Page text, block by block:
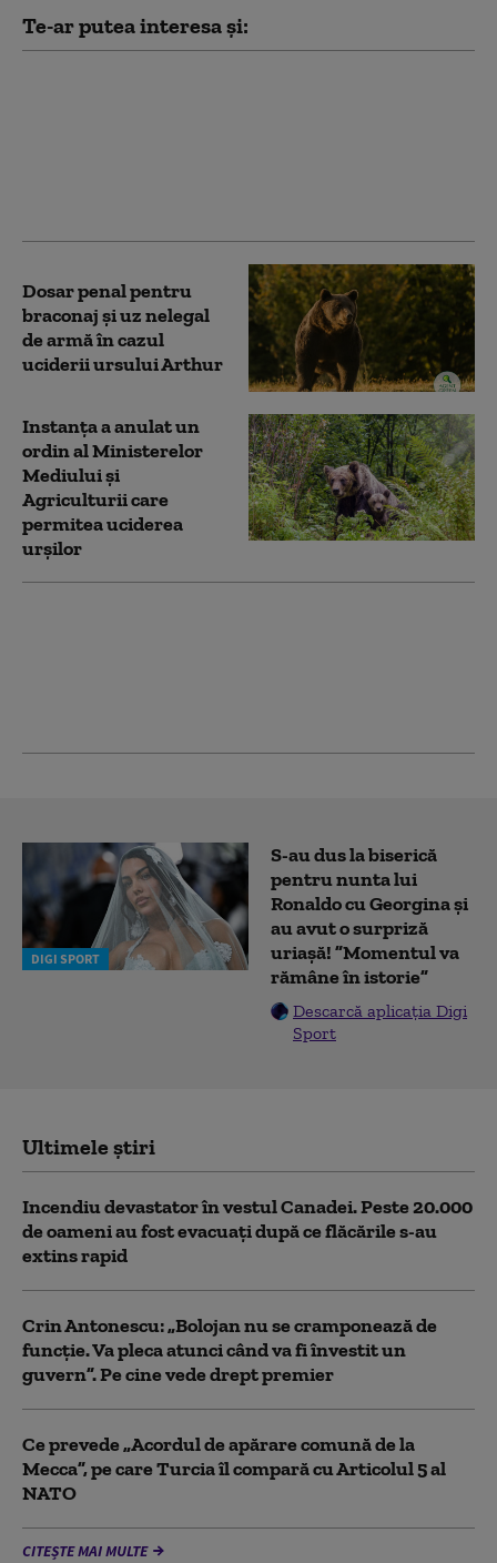
Te-ar putea interesa și:
Dosar penal pentru
braconaj și uz nelegal
de armă în cazul
uciderii ursului Arthur
Instanța a anulat un
ordin al Ministerelor
Mediului și
Agriculturii care
permitea uciderea
urșilor
DIGI SPORT
S-au dus la biserică
pentru nunta lui
Ronaldo cu Georgina și
au avut o surpriză
uriașă! ”Momentul va
rămâne în istorie”
Descarcă aplicația Digi
Sport
Ultimele știri
Incendiu devastator în vestul Canadei. Peste 20.000
de oameni au fost evacuați după ce flăcările s-au
extins rapid
Crin Antonescu: „Bolojan nu se cramponează de
funcție. Va pleca atunci când va fi învestit un
guvern”. Pe cine vede drept premier
Ce prevede „Acordul de apărare comună de la
Mecca”, pe care Turcia îl compară cu Articolul 5 al
NATO
CITEȘTE MAI MULTE